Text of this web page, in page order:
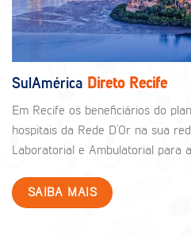
SulAmérica Direto Recife
Em Recife os beneficiários do
hospitais da Rede D’Or na sua
Laboratorial e Ambulatorial para
SAIBA MAIS